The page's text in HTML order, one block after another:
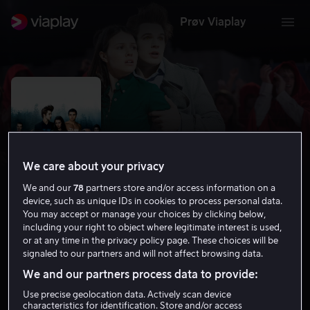
Prøv Viaplay
Vampires Suck
3.5 Komedie 2010 1 t 18 min
11 år
We care about your privacy
We and our78 partners store and/or access information on a
device, such as unique IDs in cookies to process personal data.
You may accept or manage your choices by clicking below,
including your right to object where legitimate interest is used,
or at any time in the privacy policy page. These choices will be
signaled to our partners and will not affect browsing data.
We and our partners process data to provide:
Use precise geolocation data. Actively scan device
characteristics for identification. Store and/or access